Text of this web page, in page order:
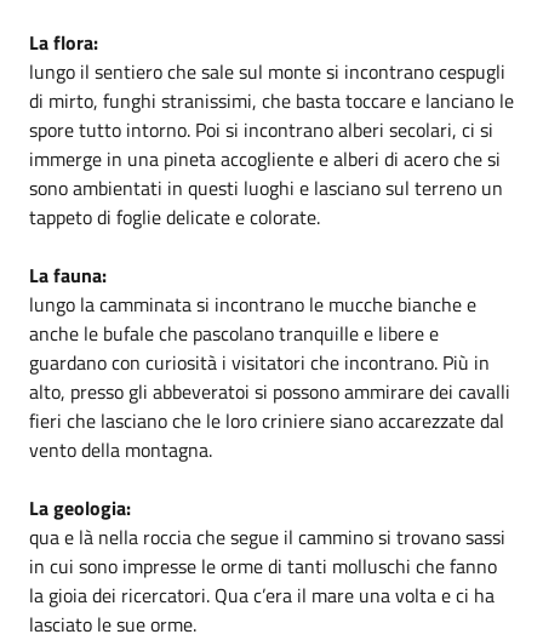
La flora:
lungo il sentiero che sale sul monte si incontrano cespugli
di mirto, funghi stranissimi, che basta toccare e lanciano le
spore tutto intorno. Poi si incontrano alberi secolari, ci si
immerge in una pineta accogliente e alberi di acero che si
sono ambientati in questi luoghi e lasciano sul terreno un
tappeto di foglie delicate e colorate.
La fauna:
lungo la camminata si incontrano le mucche bianche e
anche le bufale che pascolano tranquille e libere e
guardano con curiosità i visitatori che incontrano. Più in
alto, presso gli abbeveratoi si possono ammirare dei cavalli
fieri che lasciano che le loro criniere siano accarezzate dal
vento della montagna.
La geologia:
qua e là nella roccia che segue il cammino si trovano sassi
in cui sono impresse le orme di tanti molluschi che fanno
la gioia dei ricercatori. Qua c’era il mare una volta e ci ha
lasciato le sue orme.